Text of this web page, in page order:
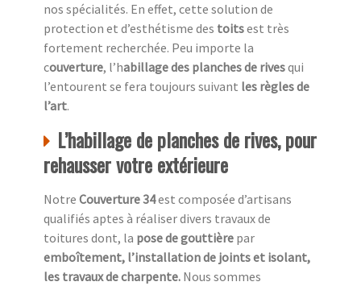
nos spécialités. En effet, cette solution de
protection et d’esthétisme des toitsest très
fortement recherchée. Peu importe la
couverture, l’habillage des planches de rivesqui
l’entourent se fera toujours suivant les règles de
l’art.
L’habillage de planches de rives, pour
rehausser votre extérieure
Notre Couverture 34est composée d’artisans
qualifiés aptes à réaliser divers travaux de
toitures dont, la pose de gouttière par
emboîtement, l’installation de joints et isolant,
les travaux de charpente. Nous sommes